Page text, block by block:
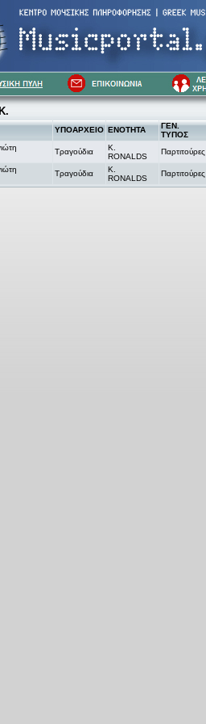
ΥΠΟΑΡΧΕΙΟ ΕΝΟΤΗΤΑ
ΓΕΝ.
ΤΥΠΟΣ
Τραγούδια
K.
RONALDS
Παρτιτούρες
Τραγούδια
K.
RONALDS
Παρτιτούρες